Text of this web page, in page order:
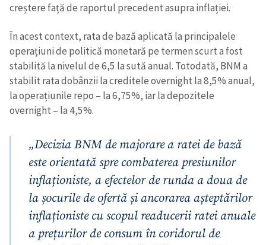
creștere față de raportul precedent asupra inflației.
În acest context, rata de bază aplicată la principalele
operațiuni de politică monetară pe termen scurt a fost
stabilită la nivelul de 6,5 la sută anual. Totodată, BNM a
stabilit rata dobânzii la creditele overnight la 8,5% anual,
la operațiunile repo – la 6,75%, iar la depozitele
overnight – la 4,5%.
„Decizia BNM de majorare a ratei de bază
este orientată spre combaterea presiunilor
inflaționiste, a efectelor de runda a doua de
la șocurile de ofertă și ancorarea așteptărilor
inflaționiste cu scopul readucerii ratei anuale
a prețurilor de consum în coridorul de